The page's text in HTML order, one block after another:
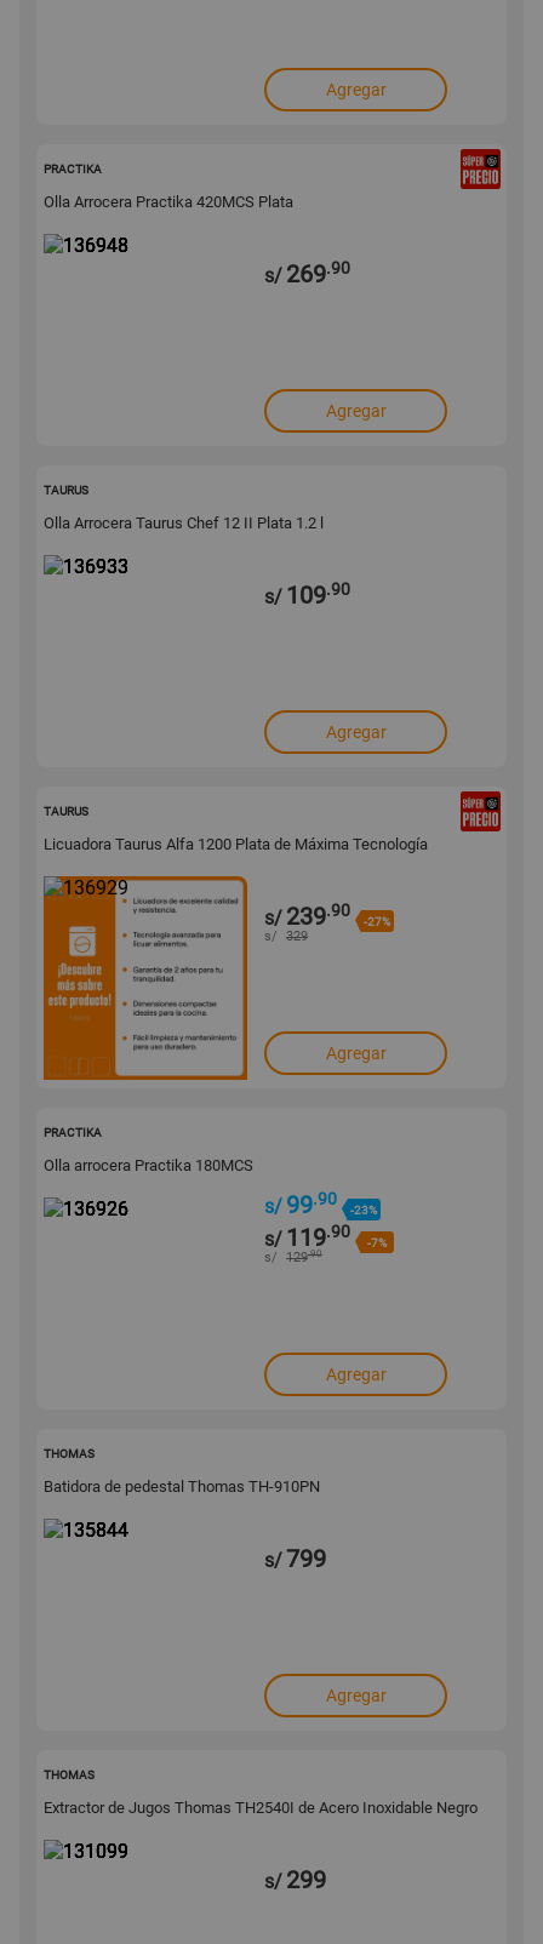
Agregar
PRACTIKA
Olla Arrocera Practika 420MCS Plata
s/ 269.90
Agregar
TAURUS
Olla Arrocera Taurus Chef 12 II Plata 1.2 l
s/ 109.90
Agregar
TAURUS
Licuadora Taurus Alfa 1200 Plata de Máxima Tecnología
s/ 239.90
-27%
s/ 329
Agregar
PRACTIKA
Olla arrocera Practika 180MCS
s/ 99.90
-23%
s/ 119.90
-7%
s/ 129.90
Agregar
THOMAS
Batidora de pedestal Thomas TH-910PN
s/799
Agregar
THOMAS
Extractor de Jugos Thomas TH2540I de Acero Inoxidable Negro
s/ 299